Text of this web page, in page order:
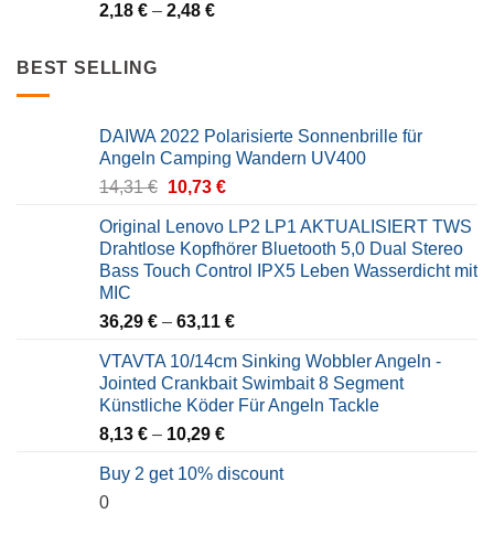
2,18 € – 2,48 €
BEST SELLING
DAIWA 2022 Polarisierte Sonnenbrille für
Angeln Camping Wandern UV400
14,31€ Original
was:
14,31 €.
10,73 €Current
is:
10,73 €.
Original Lenovo LP2 LP1 AKTUALISIERT TWS
Drahtlose Kopfhörer Bluetooth 5,0 Dual Stereo
Bass Touch Control IPX5 Leben Wasserdicht mit
MIC
36,29 € – 63,11 €
VTAVTA 10/14cm Sinking Wobbler Angeln -
Jointed Crankbait Swimbait 8 Segment
Künstliche Köder Für Angeln Tackle
8,13 € – 10,29 €
Buy 2 get 10% discount
0